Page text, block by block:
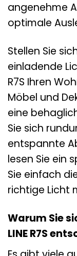
angenehme
optimale
Stellen Sie
einladende
R7S Ihren
Möbel und
eine
Sie sich
entspannte
lesen Sie ein
Sie einfach
richtige Licht
Warum Sie
LINE R7S